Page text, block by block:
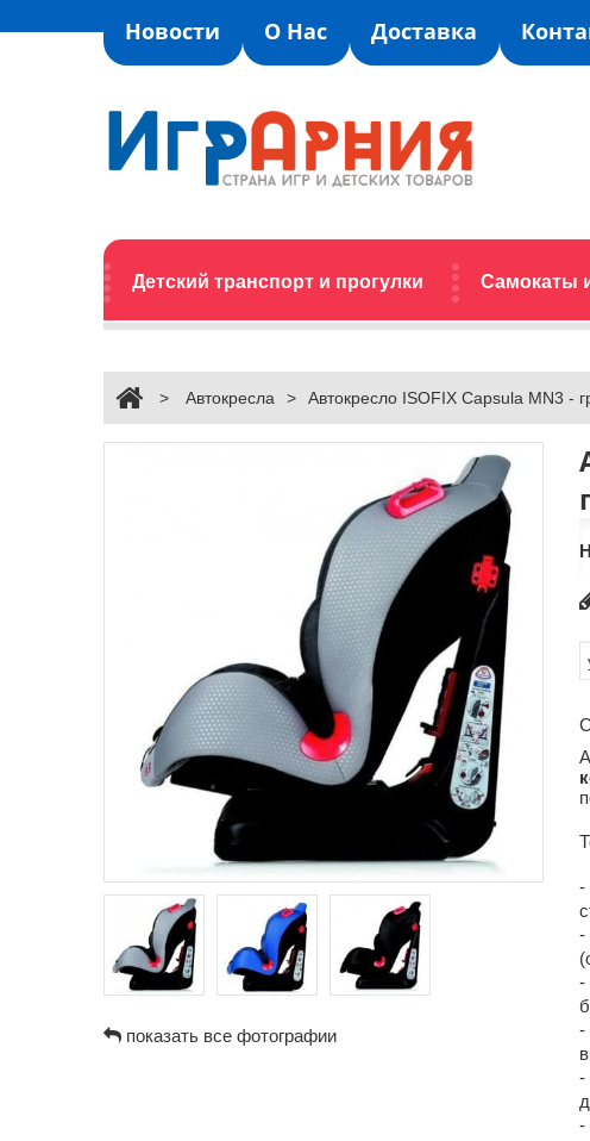
Новости О Нас Доставка
Детский транспорт и прогулки Самокаты
> Автокресла > Автокресло ISOFIX Capsula MN3 -
показать все фотографии
-
-
-
-
-
-